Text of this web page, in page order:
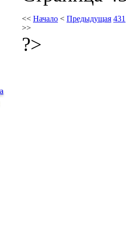
<< Начало < Предыдущая 431
>>
?>